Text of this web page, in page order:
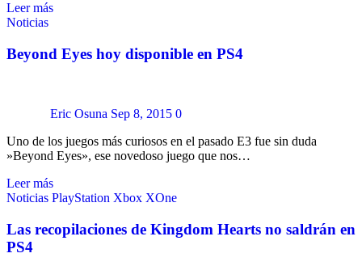
Leer más
Noticias
Beyond Eyes hoy disponible en PS4
Eric Osuna Sep 8, 2015 0
Uno de los juegos más curiosos en el pasado E3 fue sin duda
»Beyond Eyes», ese novedoso juego que nos…
Leer más
Noticias PlayStation Xbox XOne
Las recopilaciones de Kingdom Hearts no saldrán en
PS4